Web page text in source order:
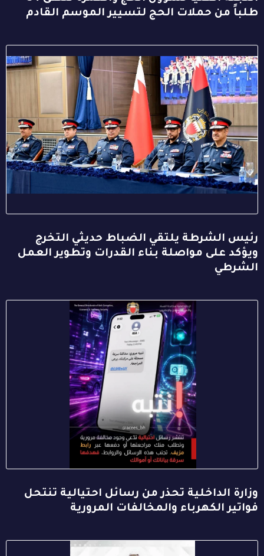
طلباً من حملات الحج لتسيير الموسم القادم
رئيس الشرطة يلتقي الضباط حديثي التخرج
ويؤكد على مواصلة بناء القدرات وتطوير العمل
الشرطي
وزارة الداخلية تحذر من رسائل احتيالية تنتحل
فواتير الكهرباء والمخالفات المرورية